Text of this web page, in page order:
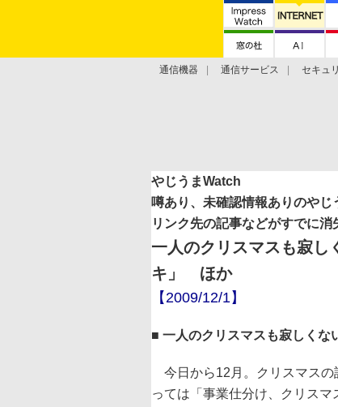
通信機器 通信サービス セキュ
やじうまWatch
噂あり、未確認情報ありのやじ
リンク先の記事などがすでに消
一人のクリスマスも寂
キ」 ほか
【2009/12/1】
■ 一人のクリスマスも寂しくな
今日から12月。クリスマスの
っては「事業仕分け、クリス